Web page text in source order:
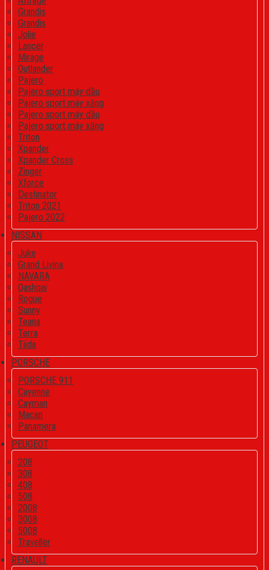
Grandis
Grandis
Jolie
Lancer
Mirage
Outlander
Pajero
Pajero sport máy dầu
Pajero sport máy xăng
Pajero sport máy dầu
Pajero sport máy xăng
Triton
Xpander
Xpander Cross
Zinger
Xforce
Destinator
Triton 2021
Pajero 2022
NISSAN
Juke
Grand Livina
NAVARA
Qashqai
Rogue
Sunny
Teana
Terra
Tiida
PORSCHE
PORSCHE 911
Cayenne
Cayman
Macan
Panamera
PEUGEOT
208
308
408
508
2008
3008
5008
Traveller
RENAULT